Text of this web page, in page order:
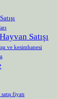
Satışı
ve kesimhanesi
fiyatı